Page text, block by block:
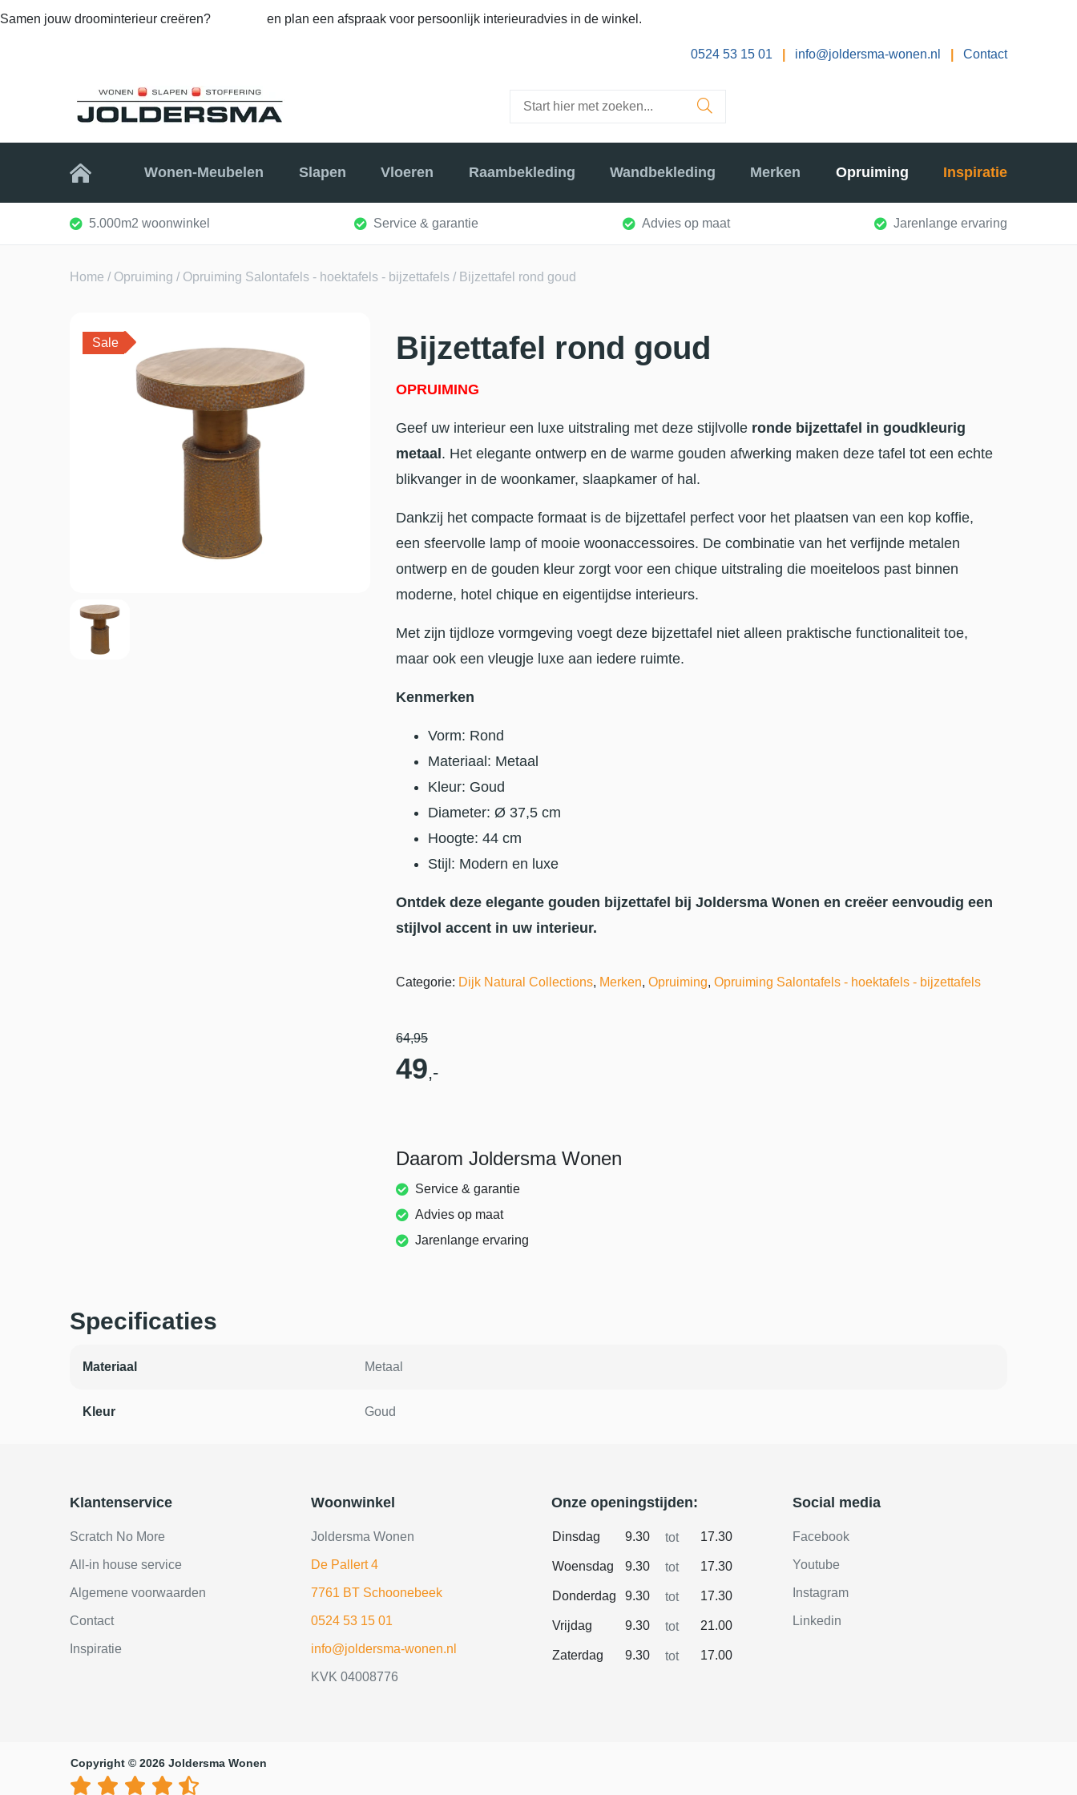
Samen jouw droominterieur creëren? en plan een afspraak voor persoonlijk interieuradvies in de winkel.
0524 53 15 01 info@joldersma-wonen.nl Contact
Home Wonen-Meubelen Slapen Vloeren Raambekleding Wandbekleding Merken Opruiming Inspiratie
5.000m2 woonwinkel Service & garantie Advies op maat Jarenlange ervaring
Home / Opruiming / Opruiming Salontafels - hoektafels - bijzettafels / Bijzettafel rond goud
Sale Bijzettafel rond goud
OPRUIMING
Geef uw interieur een luxe uitstraling met deze stijlvolle ronde bijzettafel in goudkleurig
metaal. Het elegante ontwerp en de warme gouden afwerking maken deze tafel tot een echte
blikvanger in de woonkamer, slaapkamer of hal.
Dankzij het compacte formaat is de bijzettafel perfect voor het plaatsen van een kop koffie,
een sfeervolle lamp of mooie woonaccessoires. De combinatie van het verfijnde metalen
ontwerp en de gouden kleur zorgt voor een chique uitstraling die moeiteloos past binnen
moderne, hotel chique en eigentijdse interieurs.
Met zijn tijdloze vormgeving voegt deze bijzettafel niet alleen praktische functionaliteit toe,
maar ook een vleugje luxe aan iedere ruimte.
Kenmerken
Vorm: Rond
Materiaal: Metaal
Kleur: Goud
Diameter: Ø 37,5 cm
Hoogte: 44 cm
Stijl: Modern en luxe
Ontdek deze elegante gouden bijzettafel bij Joldersma Wonen en creëer eenvoudig een
stijlvol accent in uw interieur.
Categorie: Dijk Natural Collections, Merken, Opruiming, Opruiming Salontafels - hoektafels - bijzettafels
64,95
49,-
Daarom Joldersma Wonen
Service & garantie
Advies op maat
Jarenlange ervaring
Specificaties
Materiaal Metaal
Kleur Goud
Klantenservice
Scratch No More
All-in house service
Algemene voorwaarden
Contact
Inspiratie
Woonwinkel
Joldersma Wonen
De Pallert 4
7761 BT Schoonebeek
0524 53 15 01
info@joldersma-wonen.nl
KVK 04008776
Onze openingstijden:
Dinsdag 9.30 tot 17.30
Woensdag 9.30 tot 17.30
Donderdag 9.30 tot 17.30
Vrijdag 9.30 tot 21.00
Zaterdag 9.30 tot 17.00
Social media
Facebook
Youtube
Instagram
Linkedin
Copyright © 2026 Joldersma Wonen